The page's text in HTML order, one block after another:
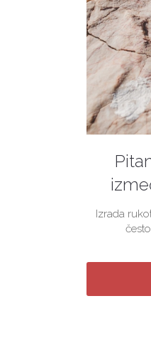
Izrada